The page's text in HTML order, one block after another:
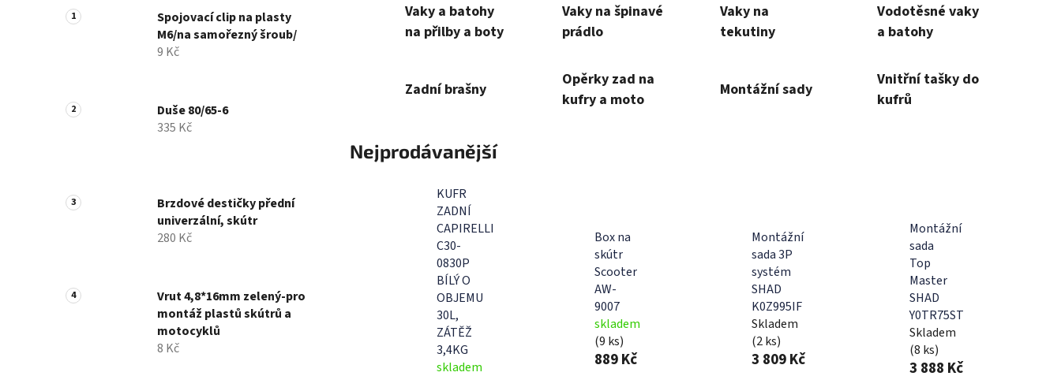
Spojovací clip na plasty
M6/na samořezný šroub/
9 Kč
Duše 80/65-6
335 Kč
Brzdové destičky přední
univerzální, skútr
280 Kč
Vrut 4,8*16mm zelený-pro
montáž plastů skútrů a
motocyklů
8 Kč
Vaky a batohy
na přilby a boty
Vaky na špinavé
prádlo
Vaky na
tekutiny
Vodotěsné vaky
a batohy
Zadní brašny
Opěrky zad na
kufry a moto
Montážní sady
Vnitřní tašky do
kufrů
Nejprodávanější
KUFR
ZADNÍ
CAPIRELLI
C30-
0830P
BÍLÝ O
OBJEMU
30L,
ZÁTĚŽ
3,4KG
skladem
Box na
skútr
Scooter
AW-
9007
skladem
(9 ks)
889 Kč
Montážní
sada 3P
systém
SHAD
K0Z995IF
Skladem
(2 ks)
3 809 Kč
Montážní
sada
Top
Master
SHAD
Y0TR75ST
Skladem
(8 ks)
3 888 Kč